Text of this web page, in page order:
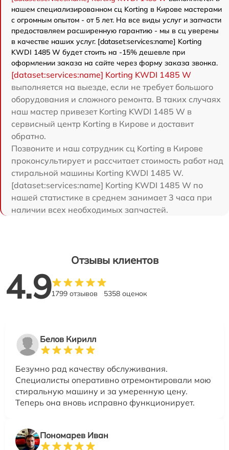
нашем специализированном сц Korting в Кирове мастерами
с огромным опытом - от 5 лет. На все виды услуг и запчасти
предоставляем расширенную гарантию - мы в сц уверены
в качестве наших услуг. [dataset:services:name] Korting
KWDI 1485 W будет стоить на -15% дешевле при
оформлении заказа на сайте через форму заказа звонка.
[dataset:services:name] Korting KWDI 1485 W
выполняется на выезде, если не требует большого
оборудования и сложного ремонта. В таких случаях
наш мастер привезет Korting KWDI 1485 W в
сервисный центр Korting в Кирове и доставит
обратно.
Позвоните и наш сотрудник сц Korting в Кирове
проконсультирует и рассчитает стоимость работ над
стиральной машины Korting KWDI 1485 W.
[dataset:services:name] Korting KWDI 1485 W по
нашей статистике в среднем занимает 3 часа при
наличии всех необходимых запчастей.
Отзывы клиентов
4.91799 отзывов 5358 оценок
Белов Кирилл
Безумно рад качеству обслуживания.
Специалисты оперативно отремонтировали мою
стиральную машину и за умеренную цену.
Теперь она вновь исправно функционирует.
Пономарев Иван